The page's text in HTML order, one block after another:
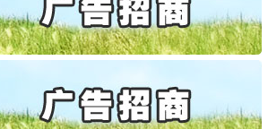
四川10家县级农商行获批解散
闻令而动明方向 靶向攻坚提质..
行业协会接连发公告
26万保费，离婚时为何要分走一..
杨天誉，不得录用为公务员